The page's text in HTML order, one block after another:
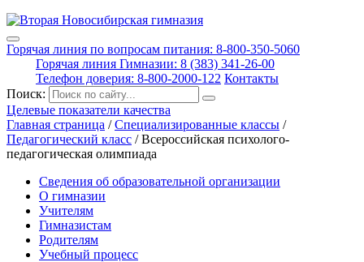
Горячая линия по вопросам питания: 8-800-350-5060
Горячая линия Гимназии: 8 (383) 341-26-00
Телефон доверия: 8-800-2000-122 Контакты
Поиск:
Целевые показатели качества
Главная страница /Специализированные классы /
Педагогический класс /Всероссийская психолого-
педагогическая олимпиада
Сведения об образовательной организации
О гимназии
Учителям
Гимназистам
Родителям
Учебный процесс